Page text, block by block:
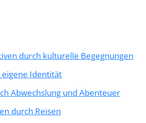
durch kulturelle Begegnungen
eigene Identität
Abwechslung und Abenteuer
durch Reisen